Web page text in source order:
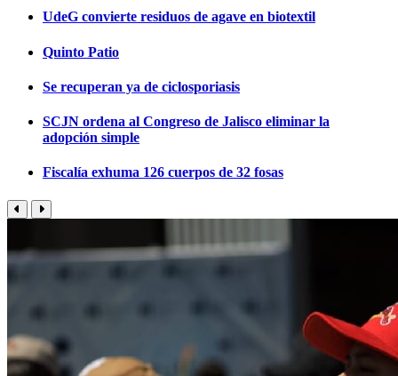
UdeG convierte residuos de agave en biotextil
Quinto Patio
Se recuperan ya de ciclosporiasis
SCJN ordena al Congreso de Jalisco eliminar la
adopción simple
Fiscalía exhuma 126 cuerpos de 32 fosas